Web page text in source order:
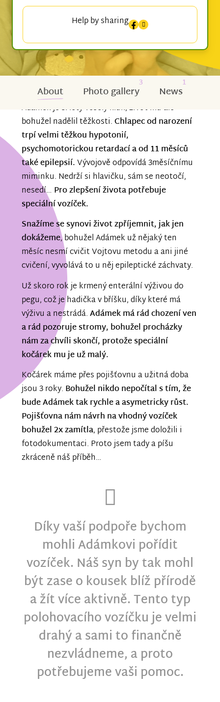
Help by sharing
About Photo gallery
3
News
1
Adámek je 3. letý veselý kluk, život mu ale
bohužel nadělil těžkosti.Chlapec od narození
trpí velmi těžkou hypotonií,
psychomotorickou retardací a od 11 měsíců
také epilepsií.Vývojově odpovídá 3měsíčnímu
miminku. Nedrží si hlavičku, sám se neotočí,
nesedí… Pro zlepšení života potřebuje
speciální vozíček.
Snažíme se synovi život zpříjemnit, jak jen
dokážeme, bohužel Adámek už nějaký ten
měsíc nesmí cvičit Vojtovu metodu a ani jiné
cvičení, vyvolává to u něj epileptické záchvaty.
Už skoro rok je krmený enterální výživou do
pegu, což je hadička v bříšku, díky které má
výživu a nestrádá.Adámek má rád chození ven
a rád pozoruje stromy, bohužel procházky
nám za chvíli skončí, protože speciální
kočárek mu je už malý.
Kočárek máme přes pojišťovnu a užitná doba
jsou 3 roky. Bohužel nikdo nepočítal s tím, že
bude Adámek tak rychle a asymetricky růst.
Pojišťovna nám návrh na vhodný vozíček
bohužel 2x zamítla, přestože jsme doložili i
fotodokumentaci. Proto jsem tady a píšu
zkráceně náš příběh…
Díky vaší podpoře bychom
mohli Adámkovi pořídit
vozíček. Náš syn by tak mohl
být zase o kousek blíž přírodě
a žít více aktivně. Tento typ
polohovacího vozíčku je velmi
drahý a sami to finančně
nezvládneme, a proto
potřebujeme vaši pomoc.